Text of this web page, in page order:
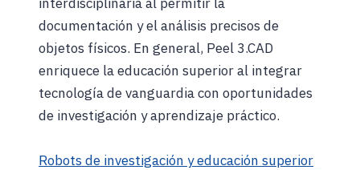
documentación y el análisis precisos de
objetos físicos. En general, Peel 3.CAD
enriquece la educación superior al integrar
tecnología de vanguardia con oportunidades
de investigación y aprendizaje práctico.
Robots de investigación y educación superior